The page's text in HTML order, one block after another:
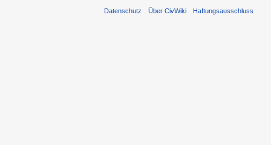
Datenschutz Über CivWiki Haftungsausschluss